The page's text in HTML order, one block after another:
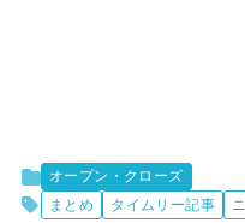
オープン・クローズ
まとめ
タイムリー記事